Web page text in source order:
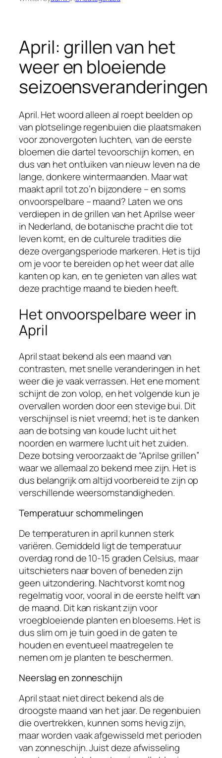
April: grillen van het
weer en bloeiende
seizoensveranderingen
April. Het woord alleen al roept beelden op
van plotselinge regenbuien die plaatsmaken
voor zonovergoten luchten, van de eerste
bloemen die dartel tevoorschijn komen, en
dus van het ontluiken van nieuw leven na de
lange, donkere wintermaanden. Maar wat
maakt april tot zo’n bijzondere – en soms
onvoorspelbare – maand? Laten we ons
verdiepen in de grillen van het Aprilse weer
in Nederland, de botanische pracht die tot
leven komt, en de culturele tradities die
deze overgangsperiode markeren. Het is tijd
om je voor te bereiden op het weer dat alle
kanten op kan, en te genieten van alles wat
deze prachtige maand te bieden heeft.
Het onvoorspelbare weer in
April
April staat bekend als een maand van
contrasten, met snelle veranderingen in het
weer die je vaak verrassen. Het ene moment
schijnt de zon volop, en het volgende kun je
overvallen worden door een stevige bui. Dit
verschijnsel is niet vreemd; het is te danken
aan de botsing van koude lucht uit het
noorden en warmere lucht uit het zuiden.
Deze botsing veroorzaakt de “Aprilse grillen”
waar we allemaal zo bekend mee zijn. Het is
dus belangrijk om altijd voorbereid te zijn op
verschillende weersomstandigheden.
Temperatuur schommelingen
De temperaturen in april kunnen sterk
variëren. Gemiddeld ligt de temperatuur
overdag rond de 10-15 graden Celsius, maar
uitschieters naar boven of beneden zijn
geen uitzondering. Nachtvorst komt nog
regelmatig voor, vooral in de eerste helft van
de maand. Dit kan riskant zijn voor
vroegbloeiende planten en bloesems. Het is
dus slim om je tuin goed in de gaten te
houden en eventueel maatregelen te
nemen om je planten te beschermen.
Neerslag en zonneschijn
April staat niet direct bekend als de
droogste maand van het jaar. De regenbuien
die overtrekken, kunnen soms hevig zijn,
maar worden vaak afgewisseld met perioden
van zonneschijn. Juist deze afwisseling